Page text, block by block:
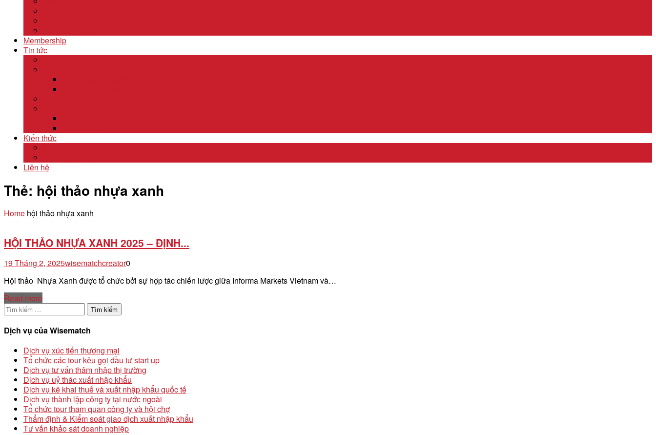
Membership
Tin tức
Kiến thức
Liên hệ
Thẻ: hội thảo nhựa xanh
Home hội thảo nhựa xanh
HỘI THẢO NHỰA XANH 2025 – ĐỊNH...
19 Tháng 2, 2025wisematchcreator0
Hội thảo Nhựa Xanh được tổ chức bởi sự hợp tác chiến lược giữa Informa Markets Vietnam và…
Read more
Tìm
kiếm
cho:
Dịch vụ của Wisematch
Dịch vụ xúc tiến thương mại
Tổ chức các tour kêu gọi đầu tư start up
Dịch vụ tư vấn thâm nhập thị trường
Dịch vụ uỷ thác xuất nhập khẩu
Dịch vụ kê khai thuế và xuất nhập khẩu quốc tế
Dịch vụ thành lập công ty tại nước ngoài
Tổ chức tour tham quan công ty và hội chợ
Thẩm định & Kiểm soát giao dịch xuất nhập khẩu
Tư vấn khảo sát doanh nghiệp